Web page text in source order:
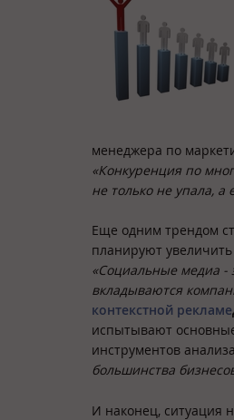
менеджера по
«Конкуренция по
не только не упала,
Еще одним трендом
планируют
«Социальные медиа -
вкладываются
контекстной рекламе
испытывают
инструментов
большинства
И наконец, ситуация